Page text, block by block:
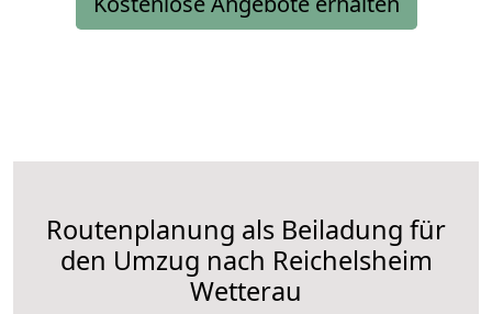
Routenplanung als Beiladung für
den Umzug nach Reichelsheim
Wetterau